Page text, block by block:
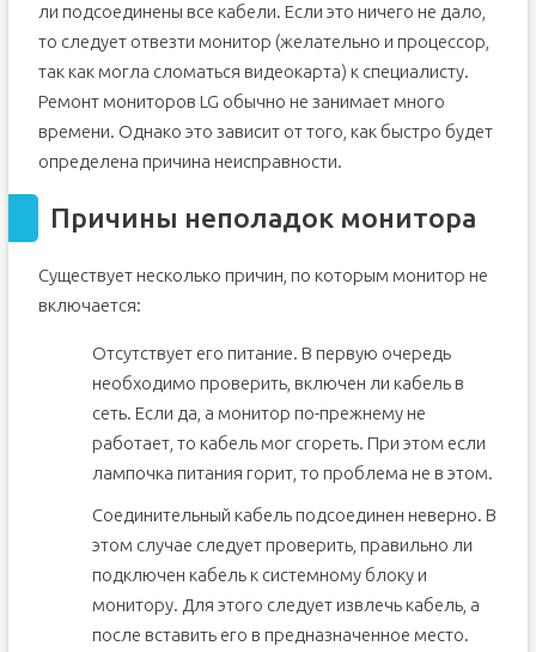
ли подсоединены все кабели. Если это ничего не дало,
то следует отвезти монитор (желательно и процессор,
так как могла сломаться видеокарта) к специалисту.
Ремонт мониторов LG обычно не занимает много
времени. Однако это зависит от того, как быстро будет
определена причина неисправности.
Причины неполадок монитора
Существует несколько причин, по которым монитор не
включается:
Отсутствует его питание. В первую очередь
необходимо проверить, включен ли кабель в
сеть. Если да, а монитор по-прежнему не
работает, то кабель мог сгореть. При этом если
лампочка питания горит, то проблема не в этом.
Соединительный кабель подсоединен неверно. В
этом случае следует проверить, правильно ли
подключен кабель к системному блоку и
монитору. Для этого следует извлечь кабель, а
после вставить его в предназначенное место.